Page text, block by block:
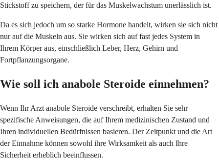
Stickstoff zu speichern, der für das Muskelwachstum unerlässlich ist.
Da es sich jedoch um so starke Hormone handelt, wirken sie sich nicht
nur auf die Muskeln aus. Sie wirken sich auf fast jedes System in
Ihrem Körper aus, einschließlich Leber, Herz, Gehirn und
Fortpflanzungsorgane.
Wie soll ich anabole Steroide einnehmen?
Wenn Ihr Arzt anabole Steroide verschreibt, erhalten Sie sehr
spezifische Anweisungen, die auf Ihrem medizinischen Zustand und
Ihren individuellen Bedürfnissen basieren. Der Zeitpunkt und die Art
der Einnahme können sowohl ihre Wirksamkeit als auch Ihre
Sicherheit erheblich beeinflussen.